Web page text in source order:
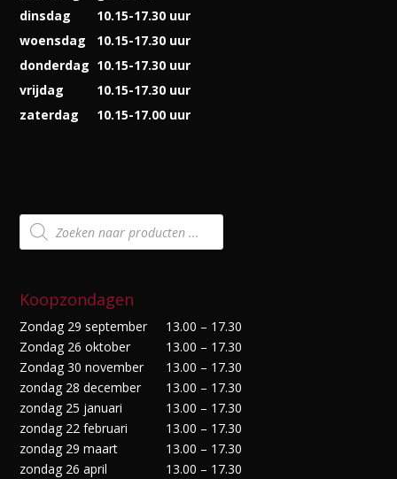
dinsdag
10.15-17.30 uur
woensdag
10.15-17.30 uur
donderdag 10.15-17.30 uur
vrijdag
10.15-17.30 uur
zaterdag
10.15-17.00 uur
Producten
zoeken
Koopzondagen
Zondag 29 september
13.00 – 17.30
Zondag 26 oktober
13.00 – 17.30
Zondag 30 november
13.00 – 17.30
zondag 28 december
13.00 – 17.30
zondag 25 januari
13.00 – 17.30
zondag 22 februari
13.00 – 17.30
zondag 29 maart
13.00 – 17.30
zondag 26 april
13.00 – 17.30